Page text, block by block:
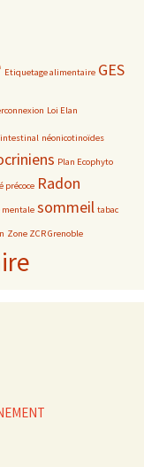
Etiquetage alimentaire GES
Loi Elan
néonicotinoïdes
Plan Ecophyto
précoce Radon
mentale sommeil tabac
Zone ZCR Grenoble